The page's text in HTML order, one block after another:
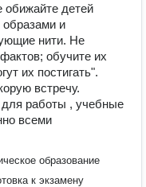
обижайте детей
образами и
нити. Не
обучите их
их постигать".
встречу.
работы , учебные
всеми
образование
к экзамену